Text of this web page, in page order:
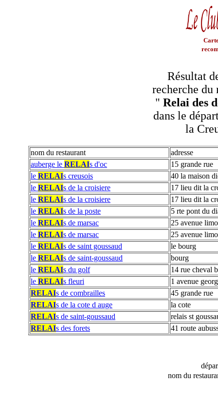
Résultat
recherche du
" Relai des
dans le
la
nom du restaurant
adresse
auberge le RELAIs d'oc
15 grande rue
le RELAIs creusois
40 la maison
le RELAIs de la croisiere
17 lieu dit la
le RELAIs de la croisiere
17 lieu dit la
le RELAIs de la poste
5 rte pont du
le RELAIs de marsac
25 avenue
le RELAIs de marsac
25 avenue
le RELAIs de saint goussaud
le bourg
le RELAIs de saint-goussaud
bourg
le RELAIs du golf
14 rue cheval
le RELAIs fleuri
1 avenue
RELAIs de combrailles
45 grande rue
RELAIs de la cote d auge
la cote
RELAIs de saint-goussaud
relais st
RELAIs des forets 41 route
nom du